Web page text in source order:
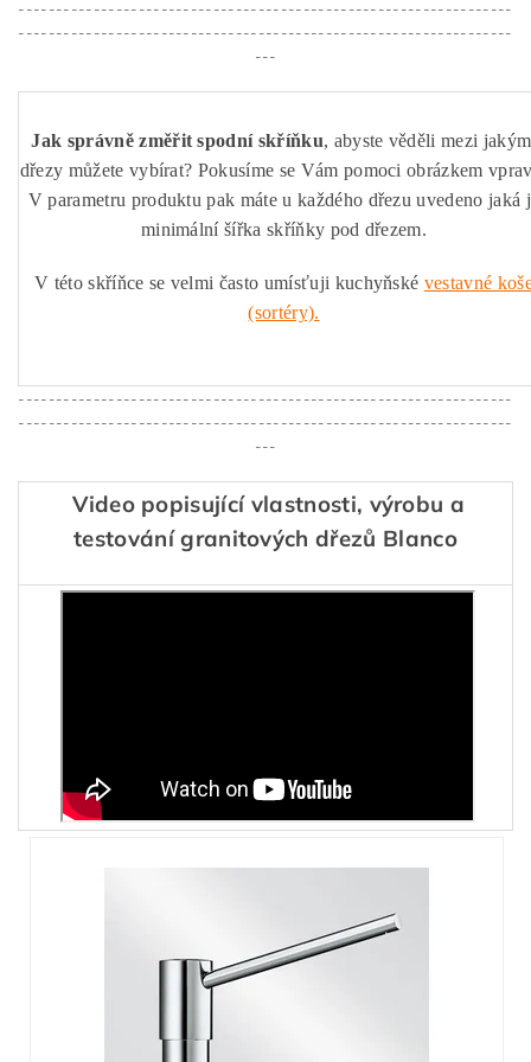
------------------------------------------------------------------
------------------------------------------------------------------
---
Jak správně změřit spodní skříňku, abyste věděli mezi
dřezy můžete vybírat? Pokusíme se Vám pomoci obrázkem
V parametru produktu pak máte u každého dřezu uvedeno jaká
minimální šířka skříňky pod dřezem.
V této skříňce se velmi často umísťuji kuchyňské vestavné
(sortéry).
------------------------------------------------------------------
------------------------------------------------------------------
---
Video popisující vlastnosti, výrobu a
testování granitových dřezů Blanco